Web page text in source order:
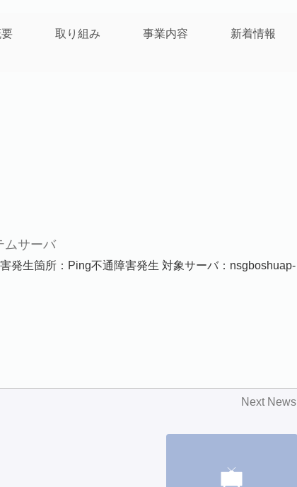
取り組み 事業内容 新着情報
ムサーバ
発生箇所：Ping不通障害発生 対象サーバ：nsgboshuap-
Next News